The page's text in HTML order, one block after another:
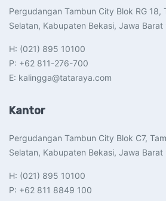
Pergudangan Tambun City Blok RG 18,
Selatan, Kabupaten Bekasi, Jawa Barat
H: (021) 895 10100
P: +62 811-276-700
E: kalingga@tataraya.com
Kantor
Pergudangan Tambun City Blok C7,
Selatan, Kabupaten Bekasi, Jawa Barat
H: (021) 895 10100
P: +62 811 8849 100